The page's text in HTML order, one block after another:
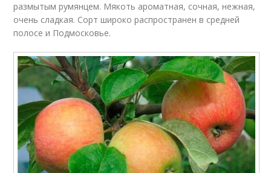
размытым румянцем. Мякоть ароматная, сочная, нежная,
очень сладкая. Сорт широко распространен в средней
полосе и Подмосковье.